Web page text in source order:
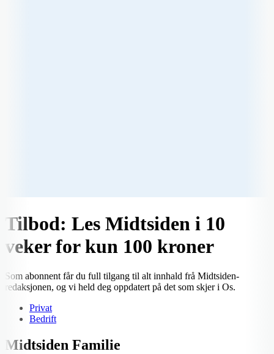
Tilbod: Les Midtsiden i 10
veker for kun 100 kroner
Som abonnent får du full tilgang til alt innhald frå Midtsiden-
redaksjonen, og vi held deg oppdatert på det som skjer i Os.
Privat
Bedrift
Midtsiden Familie